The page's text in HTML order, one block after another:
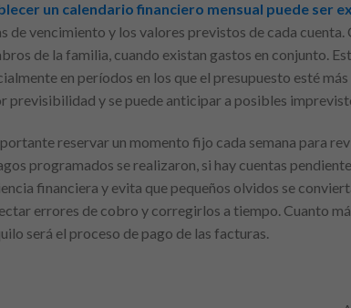
un calendario financiero mensual puede ser
de vencimiento y los valores previstos de cada
de la familia, cuando existan gastos en conjunto.
en períodos en los que el presupuesto esté
previsibilidad y se puede anticipar a posibles
reservar un momento fijo cada semana para
programados se realizaron, si hay cuentas
financiera y evita que pequeños olvidos se
errores de cobro y corregirlos a tiempo. Cuanto
será el proceso de pago de las facturas.